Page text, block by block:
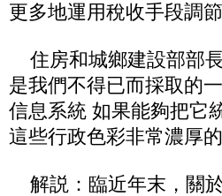
更多地運用稅收手段調
住房和城鄉建設部部
是我們不得已而採取的
信息系統 如果能夠把它
這些行政色彩非常濃厚
解説：臨近年末，關